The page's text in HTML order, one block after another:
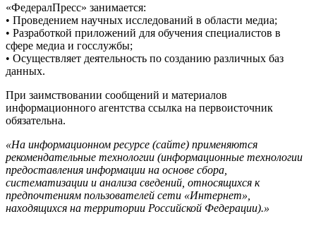
«ФедералПресс» занимается:
• Проведением научных исследований в области медиа;
• Разработкой приложений для обучения специалистов в
сфере медиа и госслужбы;
• Осуществляет деятельность по созданию различных баз
данных.
При заимствовании сообщений и материалов
информационного агентства ссылка на первоисточник
обязательна.
«На информационном ресурсе (сайте) применяются
рекомендательные технологии (информационные технологии
предоставления информации на основе сбора,
систематизации и анализа сведений, относящихся к
предпочтениям пользователей сети «Интернет»,
находящихся на территории Российской Федерации).»